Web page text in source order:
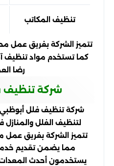
تنظيف المكاتب
تتميز الشركة بفريق عمل
كما تستخدم مواد تنظيف
رضا
شركة تنظيف
شركة تنظيف فلل
لتنظيف الفلل والمنازل
تتميز الشركة بفريق
مما يضمن تقديم
يستخدمون أحدث